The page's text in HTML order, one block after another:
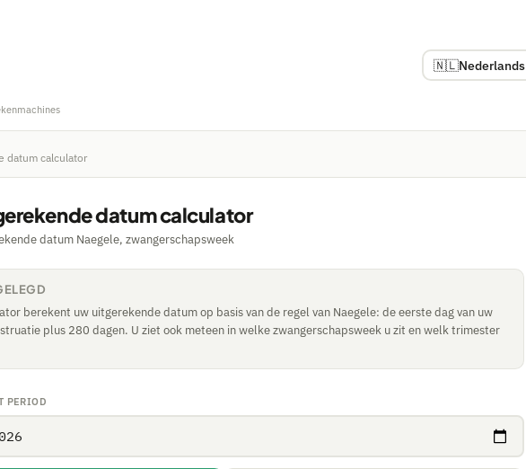
🇳🇱Nederlands
datum calculator
datum calculator
datum Naegele, zwangerschapsweek
berekent uw uitgerekende datum op basis van de regel van Naegele: de eerste dag van uw
plus 280 dagen. U ziet ook meteen in welke zwangerschapsweek u zit en welk trimester
PERIOD